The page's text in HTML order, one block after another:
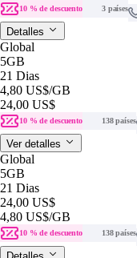
10 % de descuento 3 países
Detalles
Global
5GB
21 Dias
4,80 US$/GB
24,00 US$
10 % de descuento 138 países
Ver detalles
Global
5GB
21 Dias
24,00 US$
4,80 US$/GB
10 % de descuento 138 países